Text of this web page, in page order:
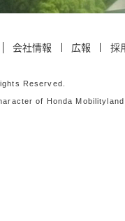
会社情報 広報 採
Reserved.
of Honda